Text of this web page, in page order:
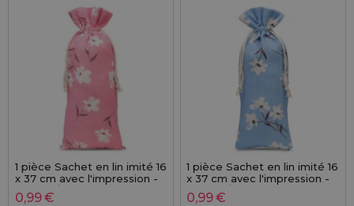
1 pièce Sachet en lin imité 16
x 37 cm avec l'impression -
naturel / fleurs roses
0,99€
1 pièce Sachet en lin imité 16
x 37 cm avec l'impression -
naturel / fleurs bleues
0,99€